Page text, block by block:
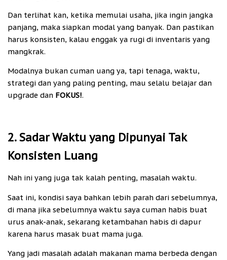
Dan terlihat kan, ketika memulai usaha, jika ingin jangka
panjang, maka siapkan modal yang banyak. Dan pastikan
harus konsisten, kalau enggak ya rugi di inventaris yang
mangkrak.
Modalnya bukan cuman uang ya, tapi tenaga, waktu,
strategi dan yang paling penting, mau selalu belajar dan
upgrade dan FOKUS!.
2. Sadar Waktu yang Dipunyai Tak
Konsisten Luang
Nah ini yang juga tak kalah penting, masalah waktu.
Saat ini, kondisi saya bahkan lebih parah dari sebelumnya,
di mana jika sebelumnya waktu saya cuman habis buat
urus anak-anak, sekarang ketambahan habis di dapur
karena harus masak buat mama juga.
Yang jadi masalah adalah makanan mama berbeda dengan